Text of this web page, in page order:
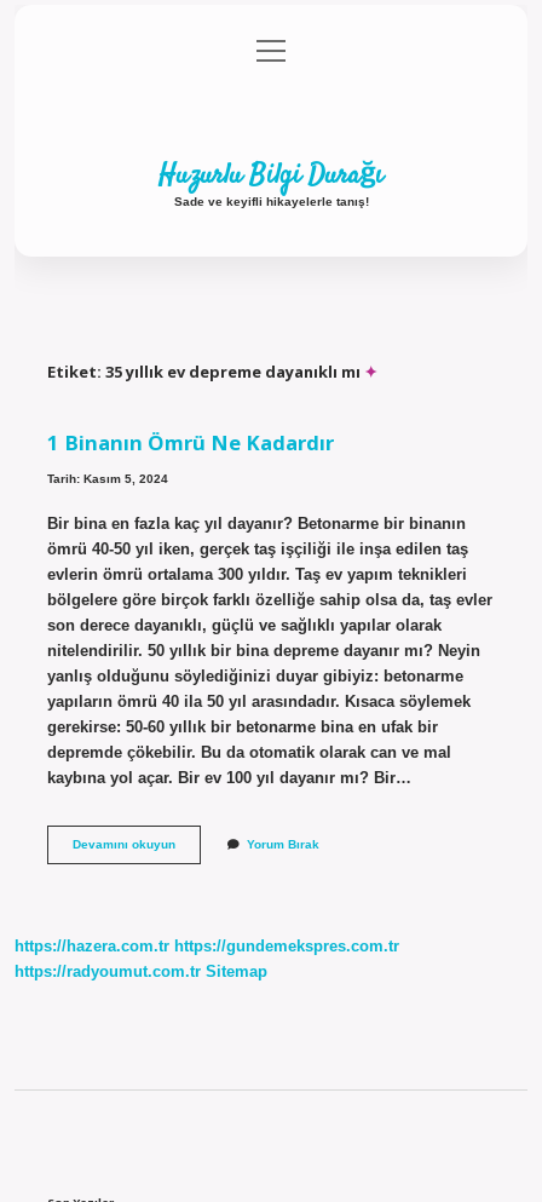
Gizlilik Politikası
menüyü
aç
Huzurlu Bilgi Durağı
Sade ve keyifli hikayelerle tanış!
Etiket: 35 yıllık ev depreme dayanıklı mı
1 Binanın Ömrü Ne Kadardır
Tarih: Kasım 5, 2024
Bir bina en fazla kaç yıl dayanır? Betonarme bir binanın
ömrü 40-50 yıl iken, gerçek taş işçiliği ile inşa edilen taş
evlerin ömrü ortalama 300 yıldır. Taş ev yapım teknikleri
bölgelere göre birçok farklı özelliğe sahip olsa da, taş evler
son derece dayanıklı, güçlü ve sağlıklı yapılar olarak
nitelendirilir. 50 yıllık bir bina depreme dayanır mı? Neyin
yanlış olduğunu söylediğinizi duyar gibiyiz: betonarme
yapıların ömrü 40 ila 50 yıl arasındadır. Kısaca söylemek
gerekirse: 50-60 yıllık bir betonarme bina en ufak bir
depremde çökebilir. Bu da otomatik olarak can ve mal
kaybına yol açar. Bir ev 100 yıl dayanır mı? Bir…
Devamını okuyun1
Yorum Bırak
https://hazera.com.tr https://gundemekspres.com.tr
https://radyoumut.com.tr Sitemap